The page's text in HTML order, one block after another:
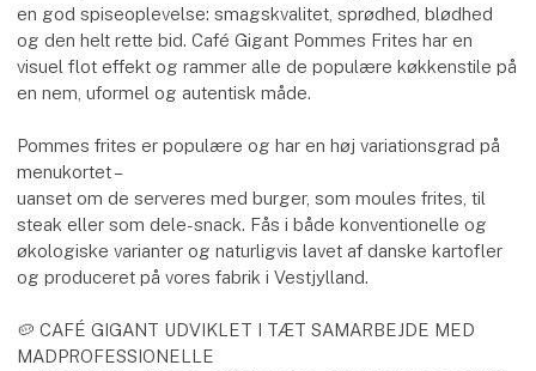
en god spiseoplevelse: smagskvalitet, sprødhed, blødhed
og den helt rette bid. Café Gigant Pommes Frites har en
visuel flot effekt og rammer alle de populære køkkenstile på
en nem, uformel og autentisk måde.
Pommes frites er populære og har en høj variationsgrad på
menukortet –
uanset om de serveres med burger, som moules frites, til
steak eller som dele-snack. Fås i både konventionelle og
økologiske varianter og naturligvis lavet af danske kartofler
og produceret på vores fabrik i Vestjylland.
🥔 CAFÉ GIGANT UDVIKLET I TÆT SAMARBEJDE MED
MADPROFESSIONELLE